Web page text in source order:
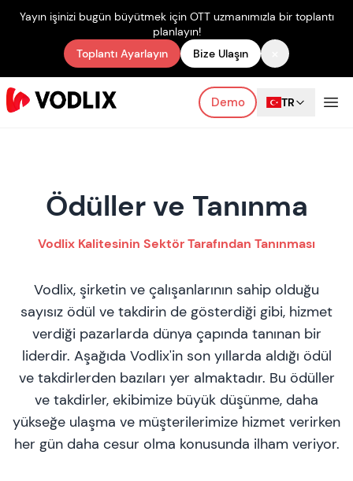
Yayın işinizi bugün büyütmek için OTT uzmanımızla bir toplantı
planlayın!
Toplantı Ayarlayın
Bize Ulaşın
Demo TR
Ödüller ve Tanınma
Vodlix Kalitesinin Sektör Tarafından Tanınması
Vodlix, şirketin ve çalışanlarının sahip olduğu
sayısız ödül ve takdirin de gösterdiği gibi, hizmet
verdiği pazarlarda dünya çapında tanınan bir
liderdir. Aşağıda Vodlix'in son yıllarda aldığı ödül
ve takdirlerden bazıları yer almaktadır. Bu ödüller
ve takdirler, ekibimize büyük düşünme, daha
yükseğe ulaşma ve müşterilerimize hizmet verirken
her gün daha cesur olma konusunda ilham veriyor.